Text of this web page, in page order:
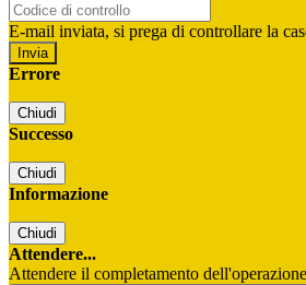
E-mail inviata, si prega di controllare la
Errore
Chiudi
Successo
Chiudi
Informazione
Chiudi
Attendere...
Attendere il completamento